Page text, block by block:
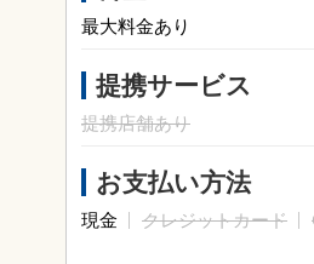
最大料金あり
提携サービス
提携店舗あり
お支払い方法
現金 クレジットカード